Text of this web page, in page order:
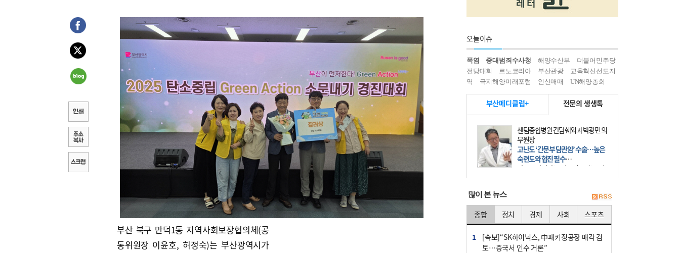
부산 북구 만덕1동 지역사회보장협의체(공
동위원장 이윤호, 허정숙)는 부산광역시가
오늘이슈
폭염 중대범죄수사청 해양수산부
더불어민주당
전당대회
르노코리아 부산관광
교육혁신선도지
역
극지해양미래포럼 인신매매 UN해양총회
부산메디클럽+ 전문의 생생톡
센텀종합병원 간담췌외과 박광민 의
무원장
고난도 ‘간문부 담관암’ 수술…높은
숙련도와 협진 필수
간문부 담관암(클라츠킨 종양)은 좌
우 간에서 나오는, 담관(담즙 배출 경
部)’에 생기는 악성 종양이다. 간동맥
문맥 림프절 담
많이 본 뉴스
종합 정치 경제 사회 스포츠
1
[속보]“SK하이닉스, 中패키징공장 매각 검
토…중국서 인수 거론”